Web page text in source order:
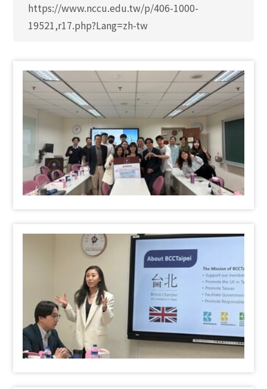
https://www.nccu.edu.tw/p/406-1000-
19521,r17.php?Lang=zh-tw